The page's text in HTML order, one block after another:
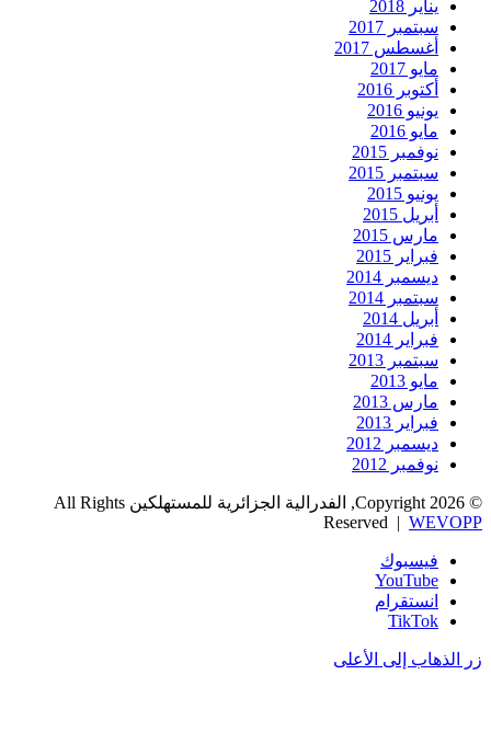
يناير 2018
سبتمبر 2017
أغسطس 2017
مايو 2017
أكتوبر 2016
يونيو 2016
مايو 2016
نوفمبر 2015
سبتمبر 2015
يونيو 2015
أبريل 2015
مارس 2015
فبراير 2015
ديسمبر 2014
سبتمبر 2014
أبريل 2014
فبراير 2014
سبتمبر 2013
مايو 2013
مارس 2013
فبراير 2013
ديسمبر 2012
نوفمبر 2012
© Copyright 2026, الفدرالية الجزائرية للمستهلكين All Rights
Reserved | WEVOPP
فيسبوك
‫YouTube
انستقرام
‫TikTok
زر الذهاب إلى الأعلى